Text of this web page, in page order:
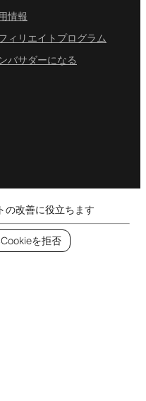
情報
ィリエイトプログラム
バサダーになる
の改善に役立ちます
を拒否